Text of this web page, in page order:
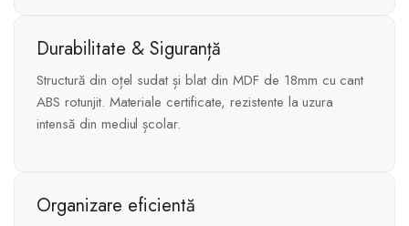
Durabilitate & Siguranță
Structură din oțel sudat și blat din MDF de 18mm cu cant
ABS rotunjit. Materiale certificate, rezistente la uzura
intensă din mediul școlar.
Organizare eficientă